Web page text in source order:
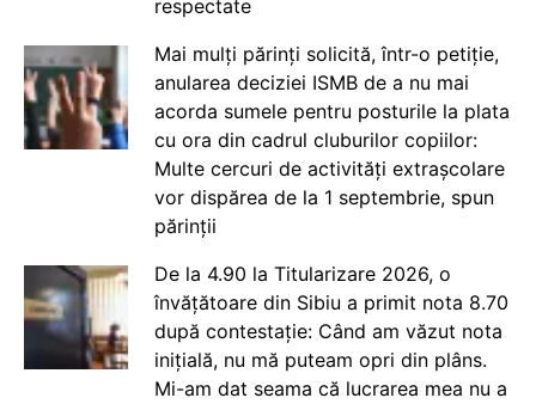
respectate
Mai mulți părinți solicită, într-o petiție,
anularea deciziei ISMB de a nu mai
acorda sumele pentru posturile la plata
cu ora din cadrul cluburilor copiilor:
Multe cercuri de activități extrașcolare
vor dispărea de la 1 septembrie, spun
părinții
De la 4.90 la Titularizare 2026, o
învățătoare din Sibiu a primit nota 8.70
după contestație: Când am văzut nota
inițială, nu mă puteam opri din plâns.
Mi-am dat seama că lucrarea mea nu a